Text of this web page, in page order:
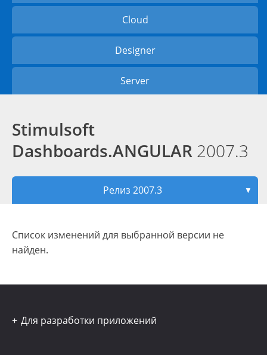
Cloud
Designer
Server
Stimulsoft
Dashboards.ANGULAR 2007.3
Релиз 2007.3 ▼
Список изменений для выбранной версии не
найден.
Для разработки приложений